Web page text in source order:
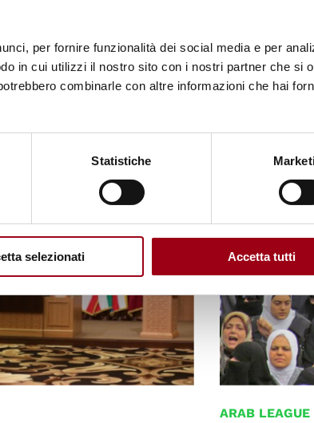
per fornire funzionalità dei social media e per
in cui utilizzi il nostro sito con i nostri partner che si
combinarle con altre informazioni che hai
Statistiche
selezionati Accetta tutti
dealing
Islamic
Rights
© UN Photo
ARAB LEAGUE